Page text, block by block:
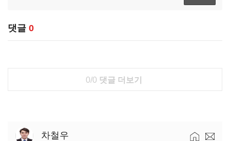
댓글 0
0/0 댓글 더보기
차철우